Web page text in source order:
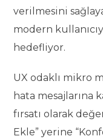
verilmesini
modern
hedefliyor.
UX odaklı mikro
hata mesajlarına
fırsatı olarak
Ekle” yerine